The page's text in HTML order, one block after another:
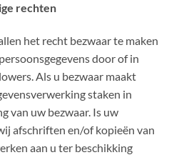
rechten
het recht bezwaar te maken
door of in
Als u bezwaar maakt
staken in
van uw bezwaar. Is uw
afschriften en/of kopieën van
aan u ter beschikking